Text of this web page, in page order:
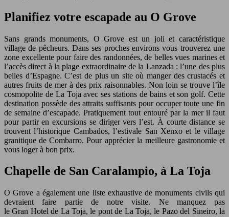
Planifiez votre escapade au O Grove
Sans grands monuments, O Grove est un joli et caractéristique
village de pêcheurs. Dans ses proches environs vous trouverez une
zone excellente pour faire des randonnées, de belles vues marines et
l’accès direct à la plage extraordinaire de la Lanzada : l’une des plus
belles d’Espagne. C’est de plus un site où manger des crustacés et
autres fruits de mer à des prix raisonnables. Non loin se trouve l’île
cosmopolite de La Toja avec ses stations de bains et son golf. Cette
destination possède des attraits suffisants pour occuper toute une fin
de semaine d’escapade. Pratiquement tout entouré par la mer il faut
pour partir en excursions se diriger vers l’est. À courte distance se
trouvent l’historique Cambados, l’estivale San Xenxo et le village
granitique de Combarro. Pour apprécier la meilleure gastronomie et
vous loger à bon prix.
Chapelle de San Caralampio, à La Toja
O Grove a également une liste exhaustive de monuments civils qui
devraient faire partie de notre visite. Ne manquez pas
le Gran Hotel de La Toja, le pont de La Toja, le Pazo del Sineiro, la